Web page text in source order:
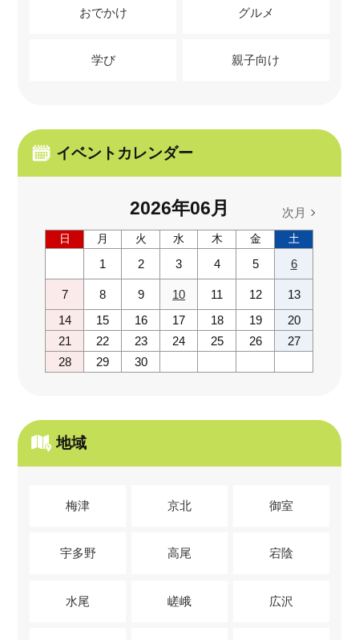
おでかけ グルメ
学び 親子向け
イベントカレンダー
2026年06 月 次月
日 月 火 水 木 金 土
1 2 3 4 5 6
7 8 9 10 11 12
13
14
15 16 17 18 19
20
21
22 23 24 25 26
27
28
29 30
地域
梅津 京北 御室
宇多野 高尾 宕陰
水尾 嵯峨 広沢